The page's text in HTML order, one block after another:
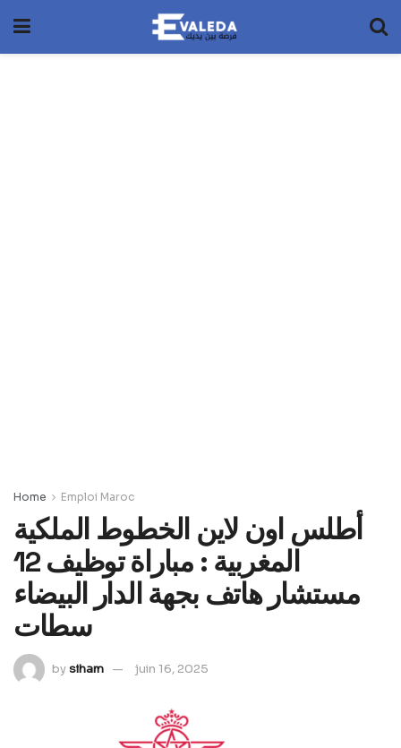
Home Emploi Maroc
أطلس اون لاين الخطوط الملكية
المغربية : مباراة توظيف 12
مستشار هاتف بجهة الدار البيضاء
سطات
bysiham juin 16, 2025